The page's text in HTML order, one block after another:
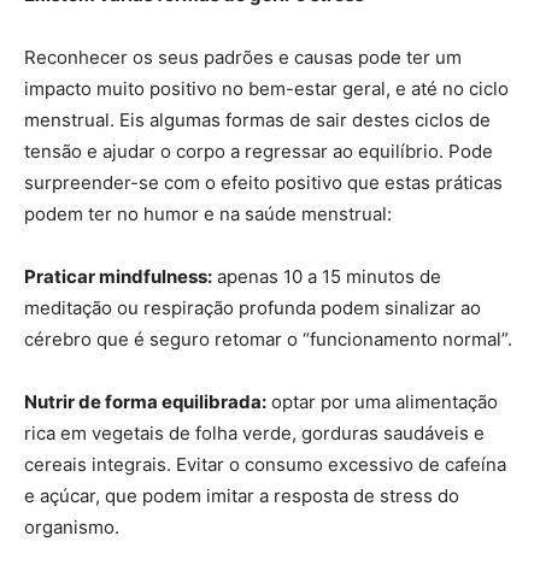
Reconhecer os seus padrões e causas pode ter um
impacto muito positivo no bem-estar geral, e até no ciclo
menstrual. Eis algumas formas de sair destes ciclos de
tensão e ajudar o corpo a regressar ao equilíbrio. Pode
surpreender-se com o efeito positivo que estas práticas
podem ter no humor e na saúde menstrual:
Praticar mindfulness: apenas 10 a 15 minutos de
meditação ou respiração profunda podem sinalizar ao
cérebro que é seguro retomar o “funcionamento normal”.
Nutrir de forma equilibrada: optar por uma alimentação
rica em vegetais de folha verde, gorduras saudáveis e
cereais integrais. Evitar o consumo excessivo de cafeína
e açúcar, que podem imitar a resposta de stress do
organismo.